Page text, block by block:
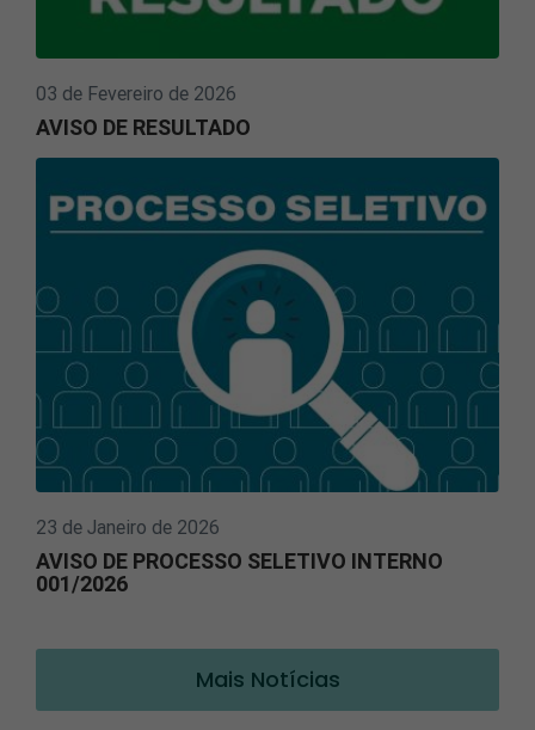
03 de Fevereiro de 2026
AVISO DE RESULTADO
23 de Janeiro de 2026
AVISO DE PROCESSO SELETIVO INTERNO
001/2026
Mais Notícias